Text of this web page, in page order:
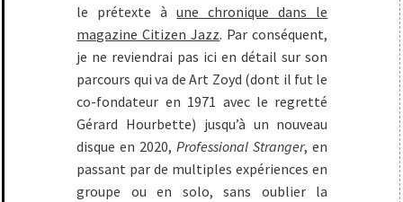
le prétexte àune chronique dans le
magazine Citizen Jazz. Par conséquent,
je ne reviendrai pas ici en détail sur son
parcours qui va de Art Zoyd (dont il fut le
co-fondateur en 1971 avec le regretté
Gérard Hourbette) jusqu’à un nouveau
disque en 2020,Professional Stranger, en
passant par de multiples expériences en
groupe ou en solo, sans oublier la